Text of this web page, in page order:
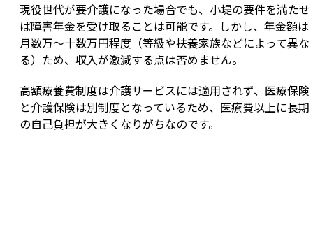
現役世代が要介護になった場合でも、小堤の要件を満たせ
ば障害年金を受け取ることは可能です。しかし、年金額は
月数万～十数万円程度（等級や扶養家族などによって異な
る）ため、収入が激減する点は否めません。
高額療養費制度は介護サービスには適用されず、医療保険
と介護保険は別制度となっているため、医療費以上に長期
の自己負担が大きくなりがちなのです。